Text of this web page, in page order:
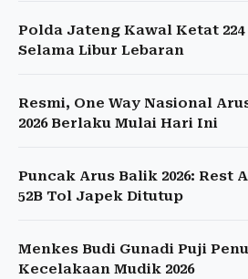
Polda Jateng Kawal Ketat
Selama Libur Lebaran
Resmi, One Way Nasional
2026 Berlaku Mulai Hari Ini
Puncak Arus Balik 2026: Rest
52B Tol Japek Ditutup
Menkes Budi Gunadi Puji
Kecelakaan Mudik 2026